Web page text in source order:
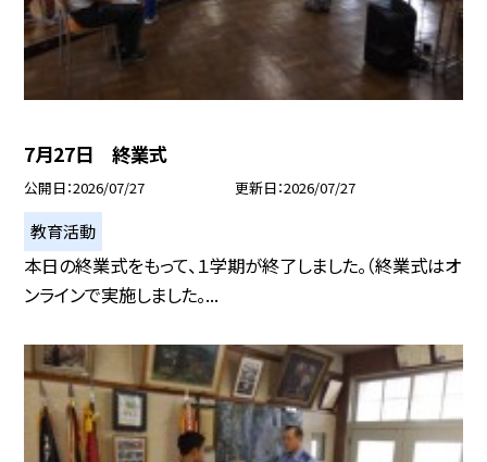
7月27日 終業式
公開日 2026/07/27 更新日 2026/07/27
教育活動
本日の終業式をもって、１学期が終了しました。（終業式はオ
ンラインで実施しました。...